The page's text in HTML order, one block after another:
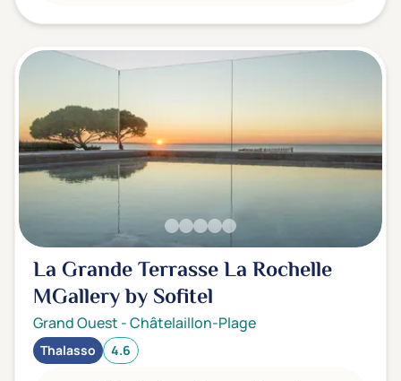
La Grande Terrasse La Rochelle
MGallery by Sofitel
Grand Ouest -Châtelaillon-Plage
Thalasso 4.6